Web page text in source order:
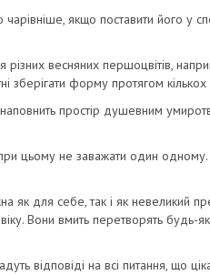
якщо поставити його у
різних весняних першоцвітів,
зберігати форму протягом кількох
наповнить простір душевним
цьому не заважати один одному.
як для себе, так і як невеликий
Вони вмить перетворять будь-
відповіді на всі питання, що